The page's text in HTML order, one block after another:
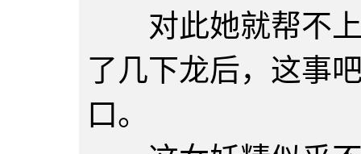
对此她就帮不上
了几下龙后，这事
口。